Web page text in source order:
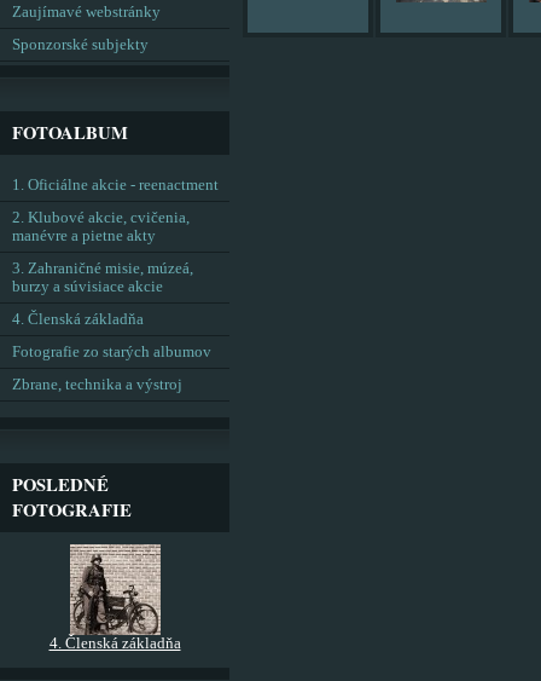
Zaujímavé webstránky
Sponzorské subjekty
FOTOALBUM
1. Oficiálne akcie - reenactment
2. Klubové akcie, cvičenia,
manévre a pietne akty
3. Zahraničné misie, múzeá,
burzy a súvisiace akcie
4. Členská základňa
Fotografie zo starých albumov
Zbrane, technika a výstroj
POSLEDNÉ
FOTOGRAFIE
4. Členská základňa